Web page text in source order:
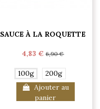
SAUCE À LA ROQUETTE
4,83 € 6,90 €
100g
200g
Ajouter au
panier